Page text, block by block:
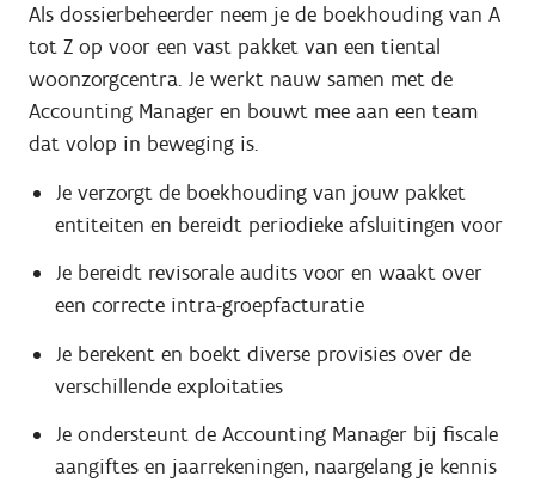
Als dossierbeheerder neem je de boekhouding van A
tot Z op voor een vast pakket van een tiental
woonzorgcentra. Je werkt nauw samen met de
Accounting Manager en bouwt mee aan een team
dat volop in beweging is.
Je verzorgt de boekhouding van jouw pakket
entiteiten en bereidt periodieke afsluitingen voor
Je bereidt revisorale audits voor en waakt over
een correcte intra-groepfacturatie
Je berekent en boekt diverse provisies over de
verschillende exploitaties
Je ondersteunt de Accounting Manager bij fiscale
aangiftes en jaarrekeningen, naargelang je kennis